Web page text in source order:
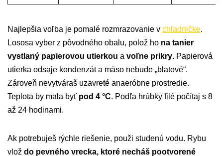
Najlepšia voľba je pomalé rozmrazovanie v chladničke.
Lososa vyber z pôvodného obalu, polož ho na tanier
vystlaný papierovou utierkou a voľne prikry. Papierová
utierka odsaje kondenzát a mäso nebude „blatové“.
Zároveň nevytváraš uzavreté anaeróbne prostredie.
Teplota by mala byť pod 4 °C. Podľa hrúbky filé počítaj s 8
až 24 hodinami.
Ak potrebuješ rýchle riešenie, použi studenú vodu. Rybu
vlož do pevného vrecka, ktoré necháš pootvorené